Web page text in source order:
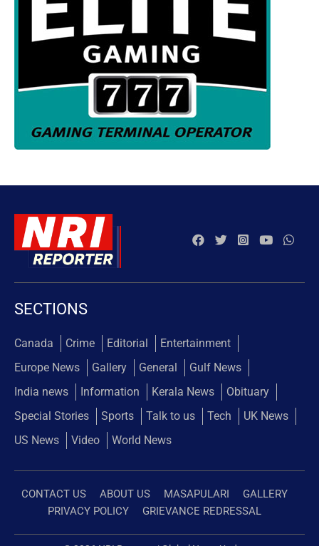
SECTIONS
Canada Crime Editorial
Entertainment
Europe News
Gallery General
Gulf News
India news
Information Kerala News
Obituary
Special Stories
Sports Talk to us Tech
UK News
US News
Video World News
CONTACT US ABOUT US MASAPULARI
GALLERY
PRIVACY POLICY
GRIEVANCE REDRESSAL